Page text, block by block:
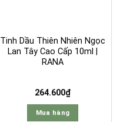
Tinh Dầu Thiên Nhiên Ngọc
Lan Tây Cao Cấp 10ml |
RANA
264.600₫
Mua hàng